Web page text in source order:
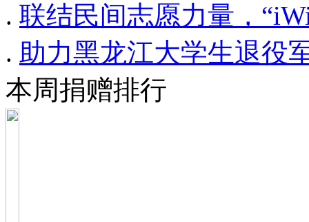
. 联结民间志愿力量，​
. 助力黑龙江大学生退役
本周捐赠排行